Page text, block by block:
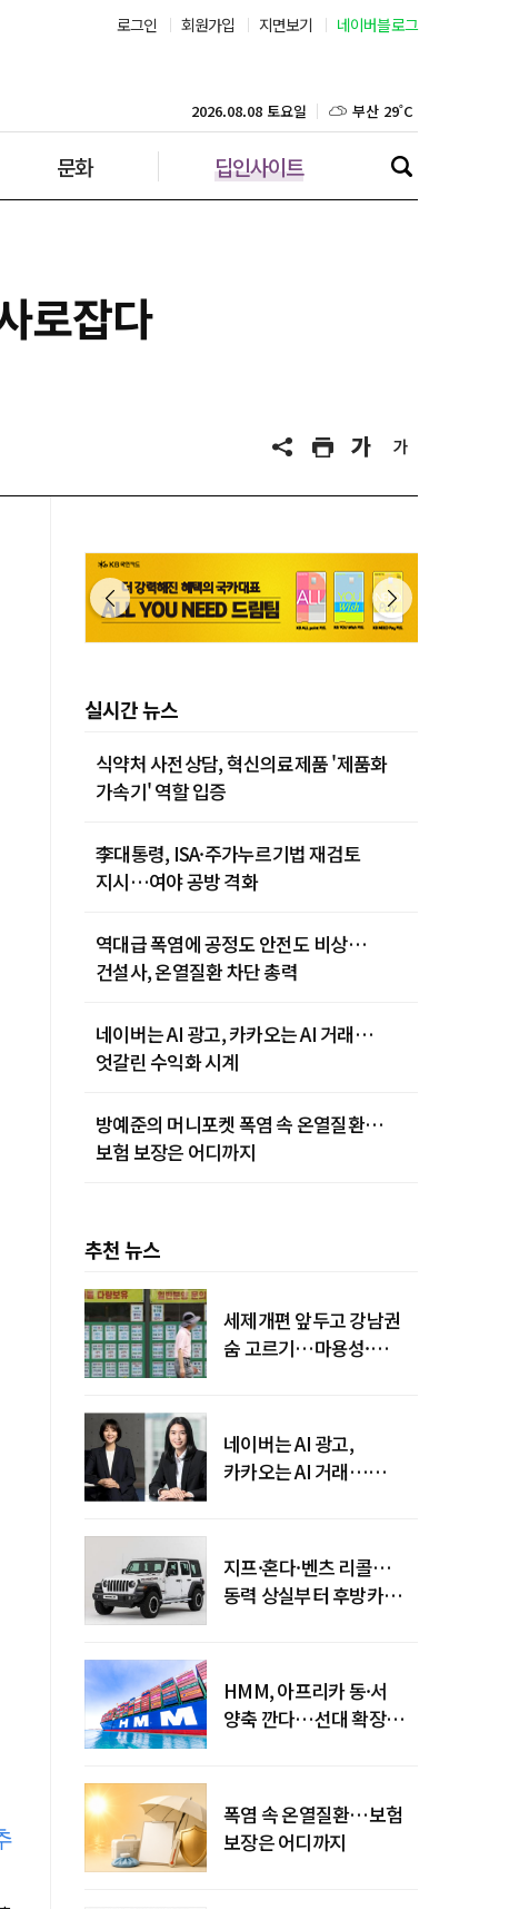
로그인 회원가입 지면보기 네이버블로그
문화 딥인사이트
2026.08.08 토요일 대구 29˚C
인천 29˚C
제주 29˚C
로잡다
실시간 뉴스
식약처 사전상담, 혁신의료제품 '제품화
가속기' 역할 입증
李대통령, ISA·주가누르기법 재검토
지시…여야 공방 격화
역대급 폭염에 공정도 안전도 비상…
건설사, 온열질환 차단 총력
네이버는 AI 광고, 카카오는 AI 거래…
엇갈린 수익화 시계
방예준의 머니포켓 폭염 속 온열질환…
보험 보장은 어디까지
추천 뉴스
세제개편 앞두고 강남권
숨 고르기…마용성·
네이버는 AI 광고,
카카오는 AI 거래…
지프·혼다·벤츠 리콜…
동력 상실부터 후방카메라
HMM, 아프리카 동·서
양축 깐다…선대 확장
폭염 속 온열질환…보험
보장은 어디까지